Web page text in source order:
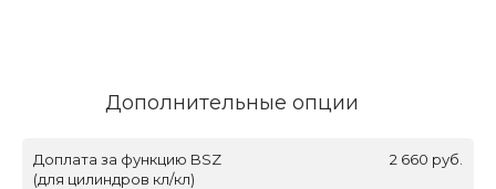
Дополнительные опции
Доплата за функцию BSZ
(для цилиндров кл/кл)
2 660 руб.